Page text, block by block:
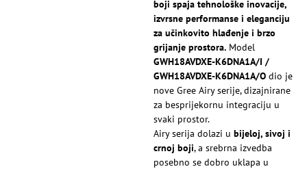
boji spaja tehnološke inovacije,
izvrsne performanse i eleganciju
za učinkovito hlađenje i brzo
grijanje prostora. Model
GWH18AVDXE-K6DNA1A/I /
GWH18AVDXE-K6DNA1A/O dio je
nove Gree Airy serije, dizajnirane
za besprijekornu integraciju u
svaki prostor.
Airy serija dolazi u bijeloj, sivoj i
crnoj boji, a srebrna izvedba
posebno se dobro uklapa u